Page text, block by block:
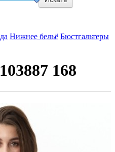
Нижнее бельё Бюстгальтеры
168